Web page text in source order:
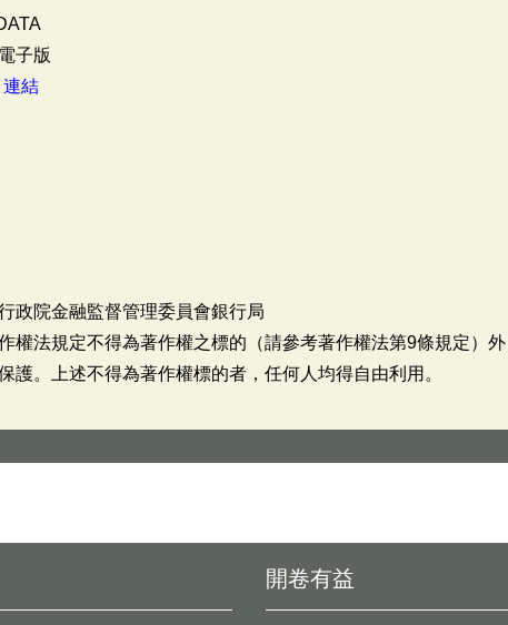
子版
連結
政院金融監督管理委員會銀行局
權法規定不得為著作權之標的（請參考著作權法第9條規定）外
護。上述不得為著作權標的者，任何人均得自由利用。
開卷有益